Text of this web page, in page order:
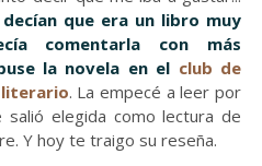
que era un libro muy
comentarla con más
la novela en el club de
literario. La empecé a leer por
elegida como lectura de
Y hoy te traigo su reseña.